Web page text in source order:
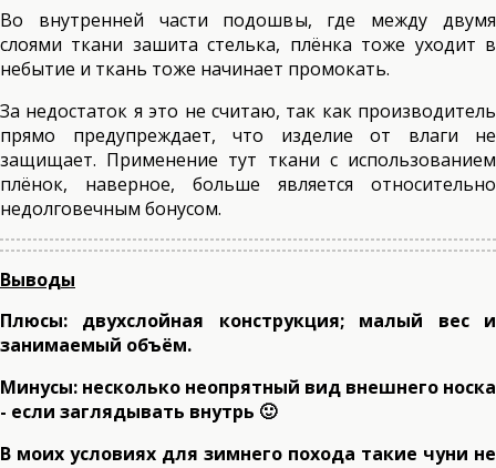
Во внутренней части подошвы, где между двумя
слоями ткани зашита стелька, плёнка тоже уходит в
небытие и ткань тоже начинает промокать.
За недостаток я это не считаю, так как производитель
прямо предупреждает, что изделие от влаги не
защищает. Применение тут ткани с использованием
плёнок, наверное, больше является относительно
недолговечным бонусом.
Выводы
Плюсы: двухслойная конструкция; малый вес и
занимаемый объём.
Минусы: несколько неопрятный вид внешнего носка
- если заглядывать внутрь 🙂
В моих условиях для зимнего похода такие чуни не